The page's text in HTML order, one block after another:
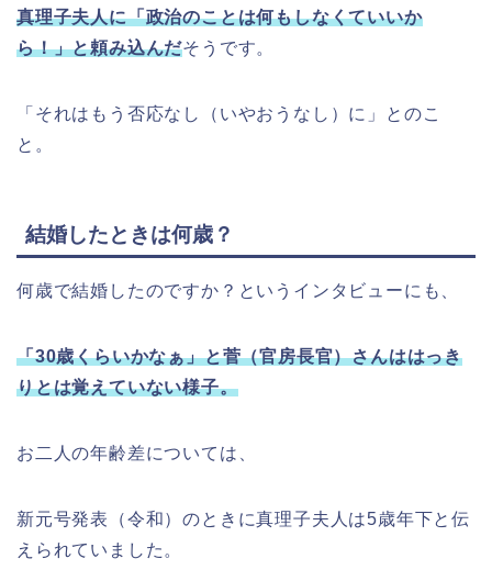
真理子夫人に「政治のことは何もしなくていいか
ら！」と頼み込んだそうです。
「それはもう否応なし（いやおうなし）に」とのこ
と。
結婚したときは何歳？
何歳で結婚したのですか？というインタビューにも、
「30歳くらいかなぁ」と菅（官房長官）さんははっき
りとは覚えていない様子。
お二人の年齢差については、
新元号発表（令和）のときに真理子夫人は5歳年下と伝
えられていました。